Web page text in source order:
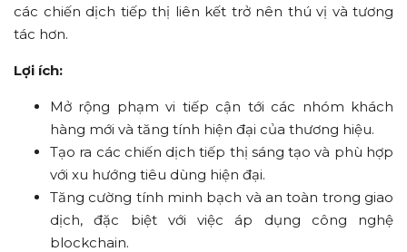
các chiến dịch tiếp thị liên kết trở nên thú vị và tương
tác hơn.
Lợi ích:
Mở rộng phạm vi tiếp cận tới các nhóm khách
hàng mới và tăng tính hiện đại của thương hiệu.
Tạo ra các chiến dịch tiếp thị sáng tạo và phù hợp
với xu hướng tiêu dùng hiện đại.
Tăng cường tính minh bạch và an toàn trong giao
dịch, đặc biệt với việc áp dụng công nghệ
blockchain.